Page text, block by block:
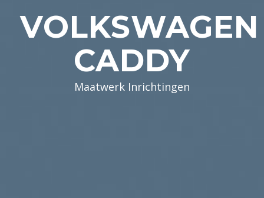
VOLKSWAGEN
CADDY
Maatwerk Inrichtingen